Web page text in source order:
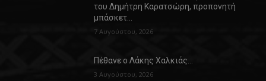
του Δημήτρη Καρατσώρη, προπονητή
μπάσκετ…
7 Αυγούστου, 2026
Πέθανε ο Λάκης Χαλκιάς…
3 Αυγούστου, 2026